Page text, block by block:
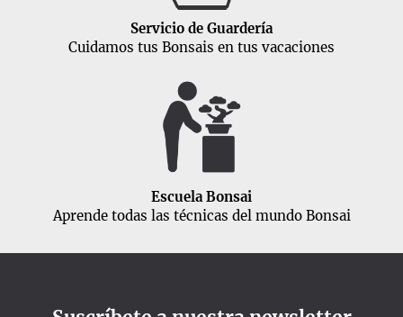
Servicio de Guardería
Cuidamos tus Bonsais en tus vacaciones
Escuela Bonsai
Aprende todas las técnicas del mundo Bonsai